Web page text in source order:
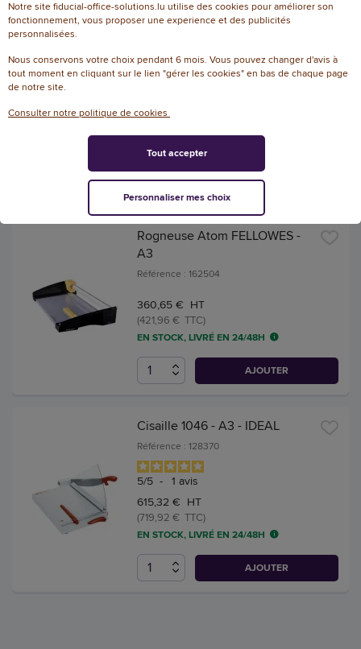
AJOUTER
Cisaille A3 1158 IDEAL
658,44 € HT
EN STOCK, LIVRÉ EN 24/48H
AJOUTER
Rogneuse Atom FELLOWES -
A3
Référence : 162504
360,65 € HT
(421,96 € TTC)
EN STOCK, LIVRÉ EN 24/48H
AJOUTER
Cisaille 1046 - A3 - IDEAL
Référence : 128370
5/5 - 1 avis
615,32 € HT
(719,92 € TTC)
EN STOCK, LIVRÉ EN 24/48H
AJOUTER
Notre site fiducial-office-solutions.lu utilise des cookies pour améliorer son
fonctionnement, vous proposer une experience et des publicités
personnalisées.
Nous conservons votre choix pendant 6 mois. Vous pouvez changer d'avis à
tout moment en cliquant sur le lien "gérer les cookies" en bas de chaque page
de notre site.
Consulter notre politique de cookies
Personnaliser mes choix
Tout accepter